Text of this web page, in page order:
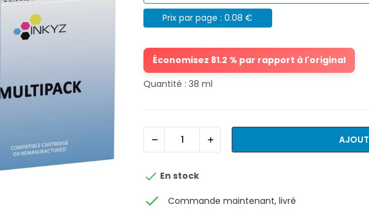
Prix par page : 0.08 €
Économisez 81.2 % par rapport à l'original
Quantité : 38 ml
 En stock
check Commande maintenant, livré